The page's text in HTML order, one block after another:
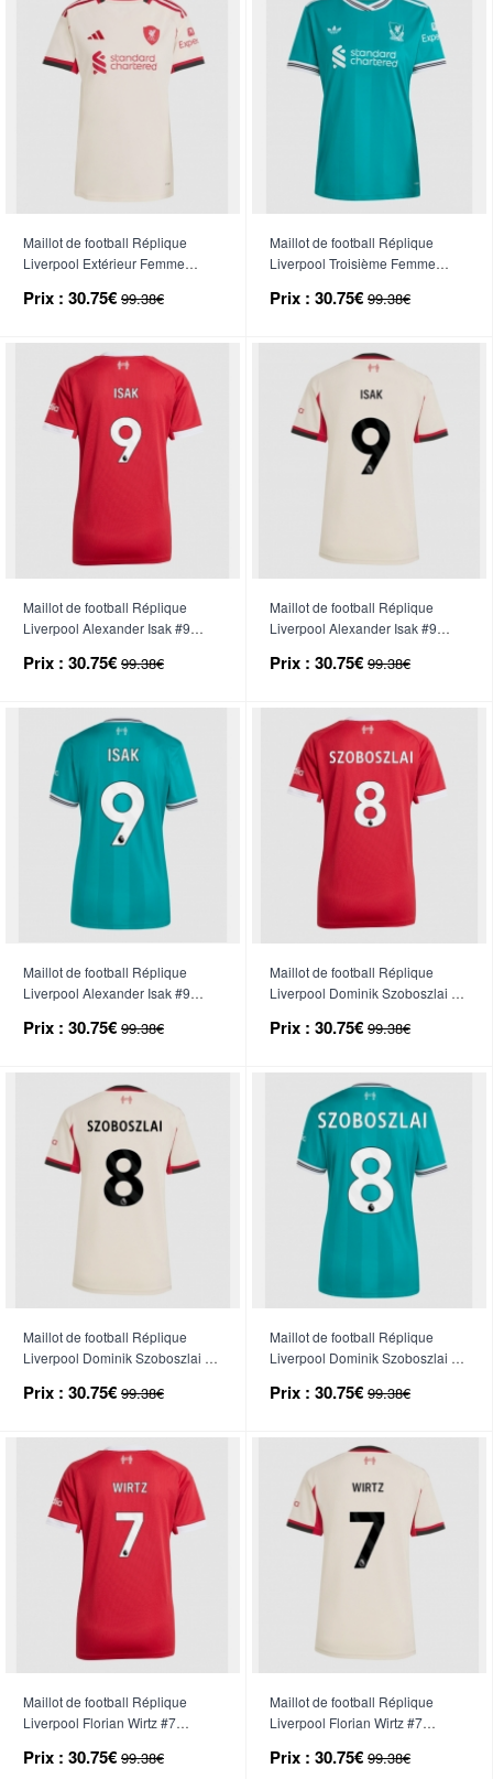
Maillot de football Réplique
Liverpool Extérieur Femme
Prix : 30.75€ 99.38€
Maillot de football Réplique
Liverpool Troisième Femme
Prix : 30.75€ 99.38€
Maillot de football Réplique
Liverpool Alexander Isak #9
Manche Courte
Prix : 30.75€ 99.38€
Maillot de football Réplique
Liverpool Alexander Isak #9
Manche Courte
Prix : 30.75€ 99.38€
Maillot de football Réplique
Liverpool Alexander Isak #9
Manche Courte
Prix : 30.75€ 99.38€
Maillot de football Réplique
Liverpool Dominik Szoboszlai #8
Manche Courte
Prix : 30.75€ 99.38€
Maillot de football Réplique
Liverpool Dominik Szoboszlai #8
Manche Courte
Prix : 30.75€ 99.38€
Maillot de football Réplique
Liverpool Dominik Szoboszlai #8
Manche Courte
Prix : 30.75€ 99.38€
Maillot de football Réplique
Liverpool Florian Wirtz #7
Manche Courte
Prix : 30.75€ 99.38€
Maillot de football Réplique
Liverpool Florian Wirtz #7
Manche Courte
Prix : 30.75€ 99.38€